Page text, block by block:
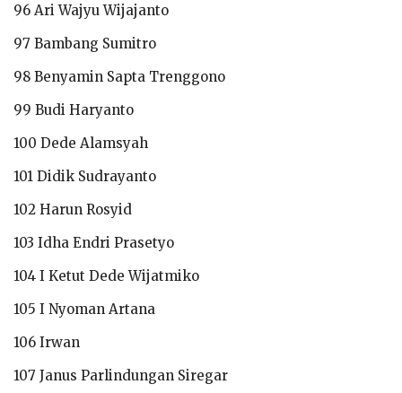
96 Ari Wajyu Wijajanto
97 Bambang Sumitro
98 Benyamin Sapta Trenggono
99 Budi Haryanto
100 Dede Alamsyah
101 Didik Sudrayanto
102 Harun Rosyid
103 Idha Endri Prasetyo
104 I Ketut Dede Wijatmiko
105 I Nyoman Artana
106 Irwan
107 Janus Parlindungan Siregar